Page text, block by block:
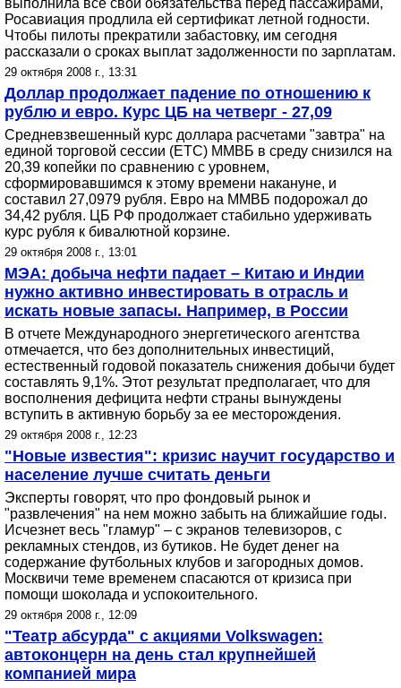
выполнила все свои обязательства перед пассажирами,
Росавиация продлила ей сертификат летной годности.
Чтобы пилоты прекратили забастовку, им сегодня
рассказали о сроках выплат задолженности по зарплатам.
29 октября 2008 г., 13:31
Доллар продолжает падение по отношению к
рублю и евро. Курс ЦБ на четверг - 27,09
Средневзвешенный курс доллара расчетами "завтра" на
единой торговой сессии (ЕТС) ММВБ в среду снизился на
20,39 копейки по сравнению с уровнем,
сформировавшимся к этому времени накануне, и
составил 27,0979 рубля. Евро на ММВБ подорожал до
34,42 рубля. ЦБ РФ продолжает стабильно удерживать
курс рубля к бивалютной корзине.
29 октября 2008 г., 13:01
МЭА: добыча нефти падает – Китаю и Индии
нужно активно инвестировать в отрасль и
искать новые запасы. Например, в России
В отчете Международного энергетического агентства
отмечается, что без дополнительных инвестиций,
естественный годовой показатель снижения добычи будет
составлять 9,1%. Этот результат предполагает, что для
восполнения дефицита нефти страны вынуждены
вступить в активную борьбу за ее месторождения.
29 октября 2008 г., 12:23
"Новые известия": кризис научит государство и
население лучше считать деньги
Эксперты говорят, что про фондовый рынок и
"развлечения" на нем можно забыть на ближайшие годы.
Исчезнет весь "гламур" – с экранов телевизоров, с
рекламных стендов, из бутиков. Не будет денег на
содержание футбольных клубов и загородных домов.
Москвичи теме временем спасаются от кризиса при
помощи шоколада и успокоительного.
29 октября 2008 г., 12:09
"Театр абсурда" с акциями Volkswagen:
автоконцерн на день стал крупнейшей
компанией мира